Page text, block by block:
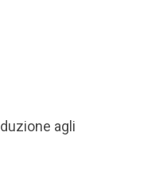
agli